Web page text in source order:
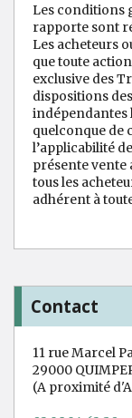
Les conditions
rapporte sont
Les acheteurs
que toute
exclusive des
dispositions
indépendantes
quelconque de
l’applicabilité
présente vente
tous les
adhérent à
Contact
11 rue Marcel
29000
(A proximité